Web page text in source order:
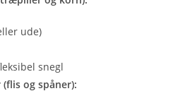
ude)
snegl
og spåner):